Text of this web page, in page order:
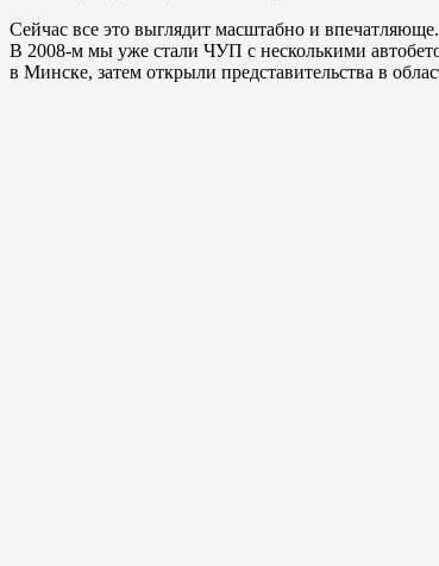
Сейчас все это выглядит масштабно и
В 2008-м мы уже стали ЧУП с несколькими
в Минске, затем открыли представительства в